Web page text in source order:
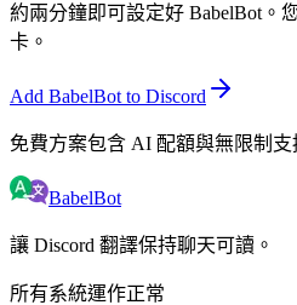
約兩分鐘即可設定好 BabelBot。
卡。
Add BabelBot to Discord
免費方案包含 AI 配額與無限制
BabelBot
讓 Discord 翻譯保持聊天可讀。
所有系統運作正常